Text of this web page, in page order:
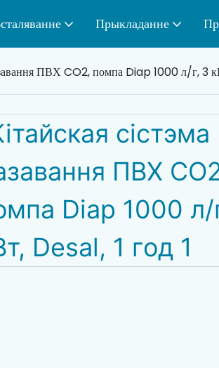
Прыкладанне
ПВХ CO2, помпа Diap 1000 л/г, 3